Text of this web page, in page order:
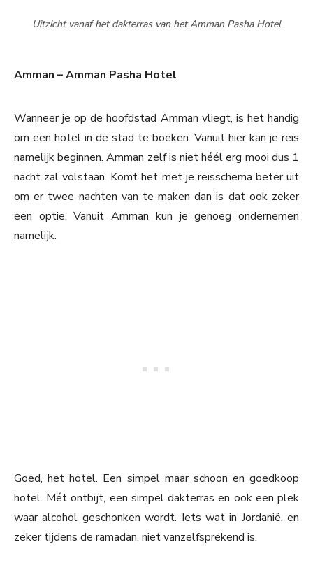
Uitzicht vanaf het dakterras van het Amman Pasha Hotel
Amman – Amman Pasha Hotel
Wanneer je op de hoofdstad Amman vliegt, is het handig
om een hotel in de stad te boeken. Vanuit hier kan je reis
namelijk beginnen. Amman zelf is niet héél erg mooi dus 1
nacht zal volstaan. Komt het met je reisschema beter uit
om er twee nachten van te maken dan is dat ook zeker
een optie. Vanuit Amman kun je genoeg ondernemen
namelijk.
Goed, het hotel. Een simpel maar schoon en goedkoop
hotel. Mét ontbijt, een simpel dakterras en ook een plek
waar alcohol geschonken wordt. Iets wat in Jordanië, en
zeker tijdens de ramadan, niet vanzelfsprekend is.